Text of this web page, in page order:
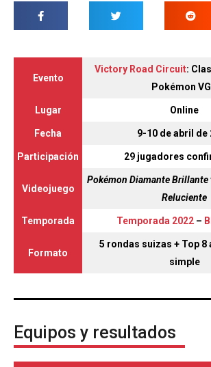
Evento
Victory Road Circuit:
Pokémon
Lugar Online
Fecha 9-10 de abril de
Participación 29 jugadores
Videojuego
Pokémon Diamante Brillante
Reluciente
Temporada Temporada 2022 –
Formato
5 rondas suizas + Top 8
simple
Equipos y resultados